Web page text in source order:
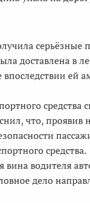
серьёзные
доставлена в
впоследствии ей
средства
что, проявив
средства.
вина водителя
дело